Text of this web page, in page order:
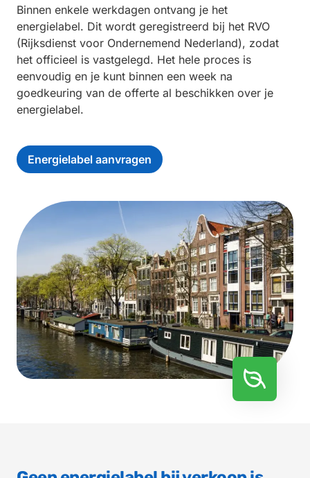
Binnen enkele werkdagen ontvang je het
energielabel. Dit wordt geregistreerd bij het RVO
(Rijksdienst voor Ondernemend Nederland), zodat
het officieel is vastgelegd. Het hele proces is
eenvoudig en je kunt binnen een week na
goedkeuring van de offerte al beschikken over je
energielabel.
Energielabel aanvragen